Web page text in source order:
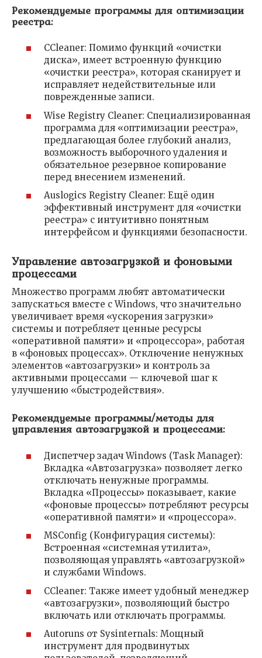
Рекомендуемые программы для оптимизации
реестра:
CCleaner: Помимо функций «очистки
диска», имеет встроенную функцию
«очистки реестра», которая сканирует и
исправляет недействительные или
поврежденные записи.
Wise Registry Cleaner: Специализированная
программа для «оптимизации реестра»,
предлагающая более глубокий анализ,
возможность выборочного удаления и
обязательное резервное копирование
перед внесением изменений.
Auslogics Registry Cleaner: Ещё один
эффективный инструмент для «очистки
реестра» с интуитивно понятным
интерфейсом и функциями безопасности.
Управление автозагрузкой и фоновыми
процессами
Множество программ любят автоматически
запускаться вместе с Windows, что значительно
увеличивает время «ускорения загрузки»
системы и потребляет ценные ресурсы
«оперативной памяти» и «процессора», работая
в «фоновых процессах». Отключение ненужных
элементов «автозагрузки» и контроль за
активными процессами — ключевой шаг к
улучшению «быстродействия».
Рекомендуемые программы/методы для
управления автозагрузкой и процессами:
Диспетчер задач Windows (Task Manager):
Вкладка «Автозагрузка» позволяет легко
отключать ненужные программы.
Вкладка «Процессы» показывает, какие
«фоновые процессы» потребляют ресурсы
«оперативной памяти» и «процессора».
MSConfig (Конфигурация системы):
Встроенная «системная утилита»,
позволяющая управлять «автозагрузкой»
и службами Windows.
CCleaner: Также имеет удобный менеджер
«автозагрузки», позволяющий быстро
включать или отключать программы.
Autoruns от Sysinternals: Мощный
инструмент для продвинутых